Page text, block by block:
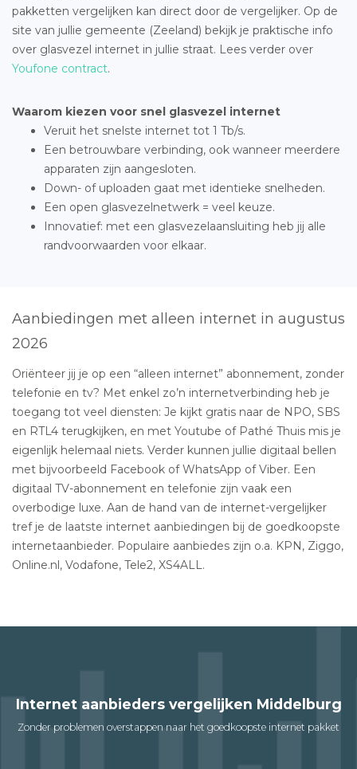
pakketten vergelijken kan direct door de vergelijker. Op de
site van jullie gemeente (Zeeland) bekijk je praktische info
over glasvezel internet in jullie straat. Lees verder over
Youfone contract.
Waarom kiezen voor snel glasvezel internet
Veruit het snelste internet tot 1 Tb/s.
Een betrouwbare verbinding, ook wanneer meerdere
apparaten zijn aangesloten.
Down- of uploaden gaat met identieke snelheden.
Een open glasvezelnetwerk = veel keuze.
Innovatief: met een glasvezelaansluiting heb jij alle
randvoorwaarden voor elkaar.
Aanbiedingen met alleen internet in augustus
2026
Oriënteer jij je op een “alleen internet” abonnement, zonder
telefonie en tv? Met enkel zo’n internetverbinding heb je
toegang tot veel diensten: Je kijkt gratis naar de NPO, SBS
en RTL4 terugkijken, en met Youtube of Pathé Thuis mis je
eigenlijk helemaal niets. Verder kunnen jullie digitaal bellen
met bijvoorbeeld Facebook of WhatsApp of Viber. Een
digitaal TV-abonnement en telefonie zijn vaak een
overbodige luxe. Aan de hand van de internet-vergelijker
tref je de laatste internet aanbiedingen bij de goedkoopste
internetaanbieder. Populaire aanbiedes zijn o.a. KPN, Ziggo,
Online.nl, Vodafone, Tele2, XS4ALL.
Internet aanbieders vergelijken Middelburg
Zonder problemen overstappen naar het goedkoopste internet pakket